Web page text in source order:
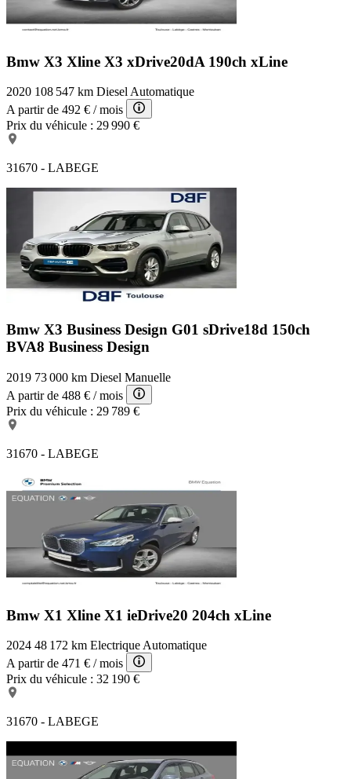
Inserts décoratifs Noir brillant
Kit de mobilité
Système de manoeuvres automatiques "Park Assist"
Appel d'Urgence Intelligent
Services eDrive Connected
Avertisseur sonore pour piétons
Kit rangement
Sièges avant chauffants
Sellerie Tissu/Similicuir Sensatec anthrazit
Systeme de navigation Business
Pack Confort
Sièges avant Sport
Bmw X3 Xline X3 xDrive20dA 190ch xLine
2020 108 547 km DieselAutomatique
A partir de 492 € / mois
Prix du véhicule : 29 990 €
31670 - LABEGE
Bmw X3 Business Design G01 sDrive18d 150ch
BVA8 Business Design
2019 73 000 km Diesel Manuelle
A partir de 488 € / mois
Prix du véhicule : 29 789 €
31670 - LABEGE
Bmw X1 Xline X1 ieDrive20 204ch xLine
2024 48 172 km Electrique Automatique
A partir de 471 € / mois
Prix du véhicule : 32 190 €
31670 - LABEGE